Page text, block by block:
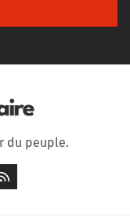
du peuple.